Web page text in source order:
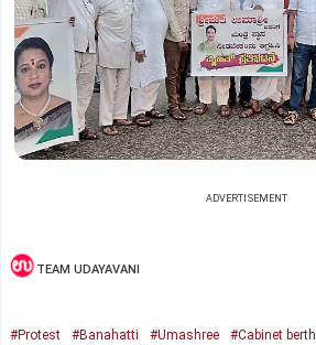
ADVERTISEMENT
TEAM UDAYAVANI
#Protest #Banahatti #Umashree #Cabinet berth